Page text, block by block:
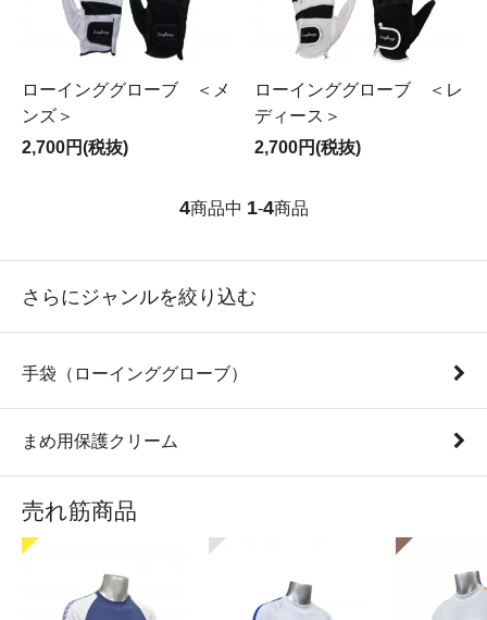
ローインググローブ ＜メ
ンズ＞
2,700円(税抜)
ローインググローブ ＜レ
ディース＞
2,700円(税抜)
4商品中 1-4商品
さらにジャンルを絞り込む
手袋（ローインググローブ）
まめ用保護クリーム
売れ筋商品